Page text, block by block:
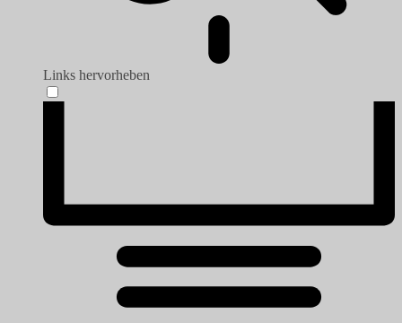
Links hervorheben